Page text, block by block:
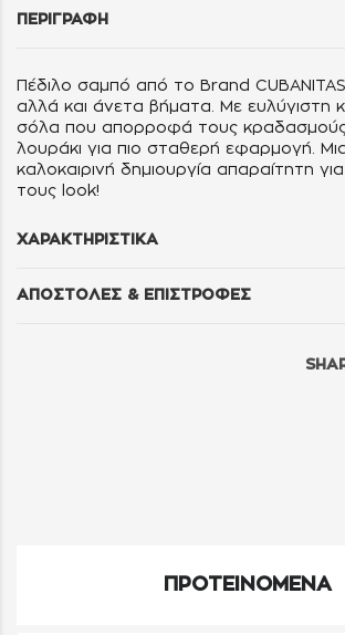
ΠΕΡΙΓΡΑΦΗ
Πέδιλο σαμπό από το Brand
αλλά και άνετα βήματα. Με ευλύγιστη
σόλα που απορροφά τους κραδασμούς.
λουράκι για πιο σταθερή εφαρμογή.
καλοκαιρινή δημιουργία απαραίτητη
τους look!
ΧΑΡΑΚΤΗΡΙΣΤΙΚΑ
ΑΠΟΣΤΟΛΕΣ & ΕΠΙΣΤΡΟΦΕΣ
ΠΡΟΤΕΙΝΟΜΕΝΑ